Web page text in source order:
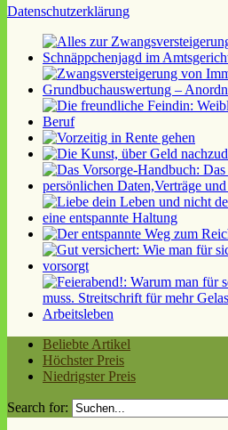
Datenschutzerklärung
Beliebte Artikel
Höchster Preis
Niedrigster Preis
Search for: